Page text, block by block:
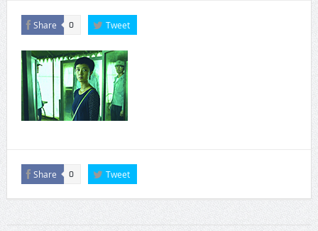
CINEMA×STYLE 294号
Share 0 Tweet
Share 0 Tweet